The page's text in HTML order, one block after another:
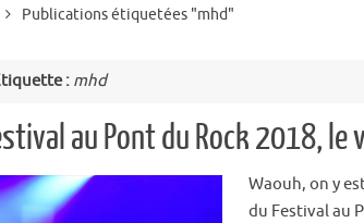
Accueil
Publications étiquetées "mhd"
: mhd
au Pont du Rock 2018, le
Waouh, on y
du Festival au